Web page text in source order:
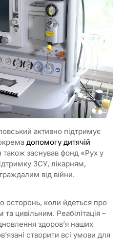
активно підтримує
допомогу дитячій
також заснував фонд «Рух у
ЗСУ, лікарням,
від війни.
осторонь, коли йдеться про
цивільним. Реабілітація –
здоров’я наших
створити всі умови для